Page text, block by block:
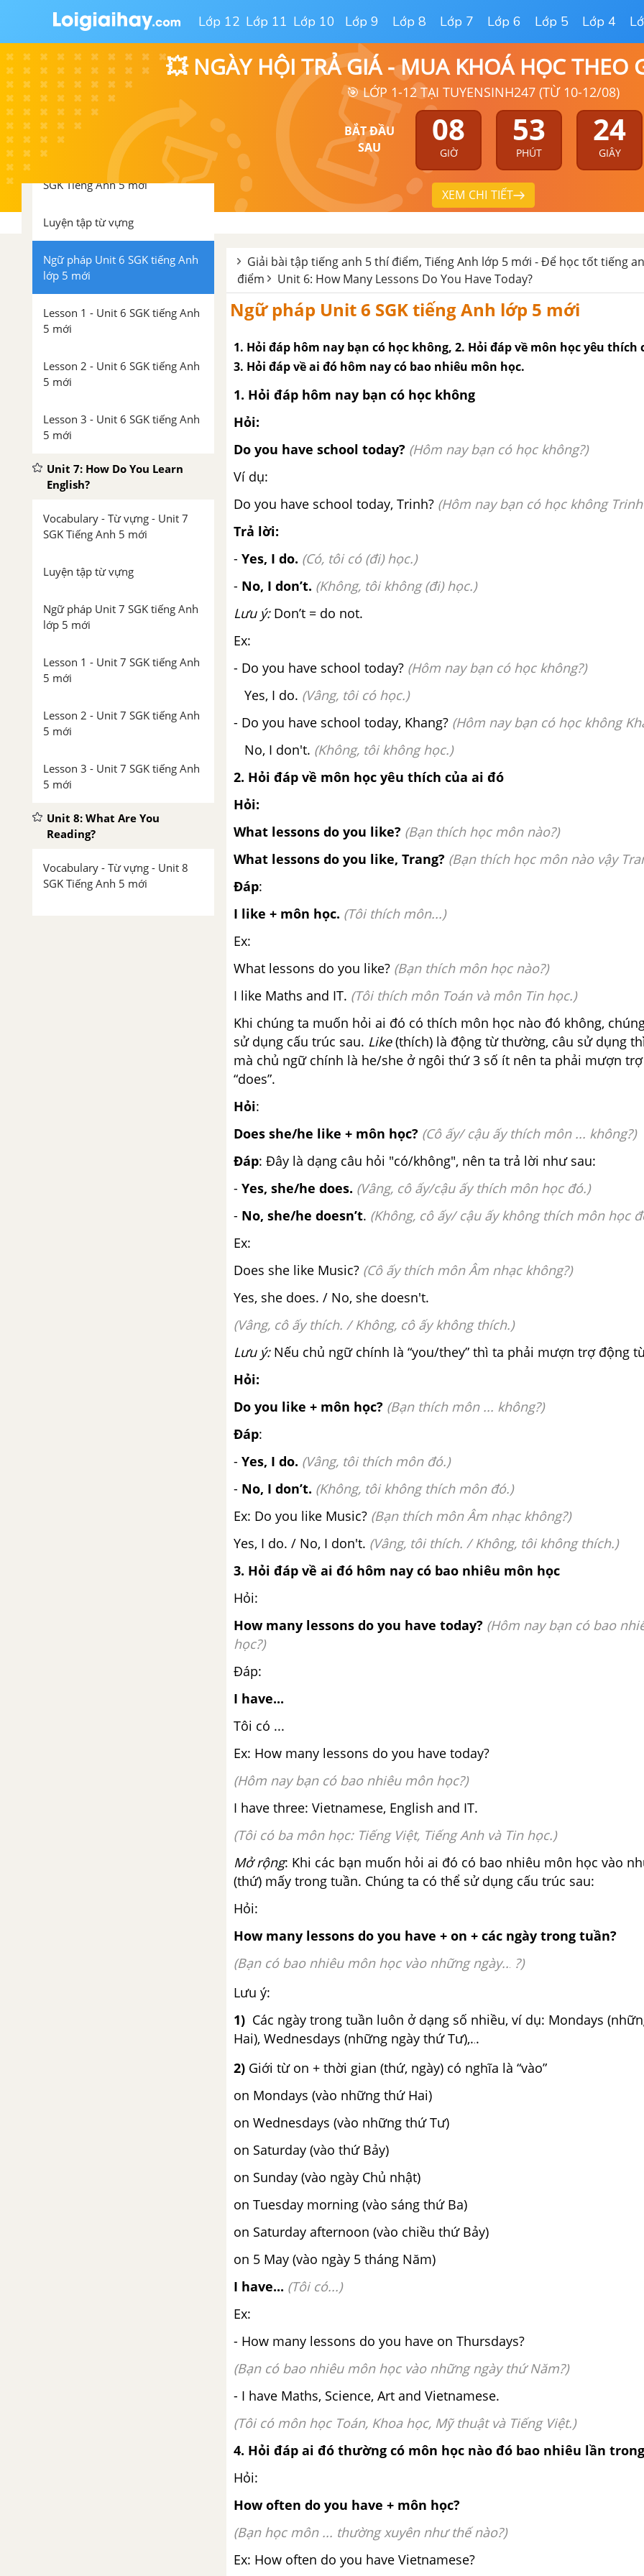
Lớp 12 Lớp 11 Lớp 10 Lớp 9 Lớp 8 Lớp 7 Lớp 6 Lớp 5 Lớp 4
💥 NGÀY HỘI TRẢ GIÁ - MUA KHOÁ HỌC THEO
🎯 LỚP 1-12 TẠI TUYENSINH247 (TỪ 10-12/08)
BẮT ĐẦU
SAU
08
GIỜ
53
PHÚT
23
GIÂY
XEM CHI TIẾT
Review 1 SGK Tiếng Anh 5 mới
Short story Cat and Mouse 1
SGK Tiếng Anh 5 Mới
Unit 6: How Many Lessons Do
You Have Today?
Vocabulary - Từ vựng - Unit 6
SGK Tiếng Anh 5 mới
Luyện tập từ vựng
Ngữ pháp Unit 6 SGK tiếng Anh
lớp 5 mới
Lesson 1 - Unit 6 SGK tiếng Anh
5 mới
Lesson 2 - Unit 6 SGK tiếng Anh
5 mới
Lesson 3 - Unit 6 SGK tiếng Anh
5 mới
Unit 7: How Do You Learn
English?
Vocabulary - Từ vựng - Unit 7
SGK Tiếng Anh 5 mới
Luyện tập từ vựng
Ngữ pháp Unit 7 SGK tiếng Anh
lớp 5 mới
Lesson 1 - Unit 7 SGK tiếng Anh
5 mới
Lesson 2 - Unit 7 SGK tiếng Anh
5 mới
Lesson 3 - Unit 7 SGK tiếng Anh
5 mới
Unit 8: What Are You
Reading?
Vocabulary - Từ vựng - Unit 8
SGK Tiếng Anh 5 mới
Giải bài tập tiếng anh 5 thí điểm, Tiếng Anh lớp 5 mới - Để học tốt tiếng
điểm
Unit 6: How Many Lessons Do You Have Today?
Ngữ pháp Unit 6 SGK tiếng Anh lớp 5 mới
1. Hỏi đáp hôm nay bạn có học không, 2. Hỏi đáp về môn học yêu thích
3. Hỏi đáp về ai đó hôm nay có bao nhiêu môn học.
1. Hỏi đáp hôm nay bạn có học không
Hỏi:
Do you have school today? (Hôm nay bạn có học không?)
Ví dụ:
Do you have school today, Trinh? (Hôm nay bạn có học không
Trả lời:
- Yes, I do. (Có, tôi có (đi) học.)
- No, I don’t. (Không, tôi không (đi) học.)
Lưu ý: Don’t = do not.
Ex:
- Do you have school today? (Hôm nay bạn có học không?)
Yes, I do. (Vâng, tôi có học.)
- Do you have school today, Khang? (Hôm nay bạn có học không
No, I don't. (Không, tôi không học.)
2. Hỏi đáp về môn học yêu thích của ai đó
Hỏi:
What lessons do you like? (Bạn thích học môn nào?)
What lessons do you like, Trang? (Bạn thích học môn nào vậy
Đáp:
I like + môn học. (Tôi thích môn...)
Ex:
What lessons do you like? (Bạn thích môn học nào?)
I like Maths and IT. (Tôi thích môn Toán và môn Tin học.)
Khi chúng ta muốn hỏi ai đó có thích môn học nào đó không,
sử dụng cấu trúc sau. Like(thích) là động từ thường, câu sử dụng
mà chủ ngữ chính là he/she ở ngôi thứ 3 số ít nên ta phải mượn
“does”.
Hỏi:
Does she/he like + môn học? (Cô ấy/ cậu ấy thích môn ... không?)
Đáp: Đây là dạng câu hỏi "có/không", nên ta trả lời như sau:
- Yes, she/he does. (Vâng, cô ấy/cậu ấy thích môn học đó.)
- No, she/he doesn’t. (Không, cô ấy/ cậu ấy không thích môn học
Ex:
Does she like Music? (Cô ấy thích môn Âm nhạc không?)
Yes, she does. / No, she doesn't.
(Vâng, cô ấy thích. / Không, cô ấy không thích.)
Lưu ý:Nếu chủ ngữ chính là “you/they” thì ta phải mượn trợ động từ
Hỏi:
Do you like + môn học? (Bạn thích môn ... không?)
Đáp:
- Yes, I do. (Vâng, tôi thích môn đó.)
- No, I don’t. (Không, tôi không thích môn đó.)
Ex: Do you like Music? (Bạn thích môn Âm nhạc không?)
Yes, I do. / No, I don't. (Vâng, tôi thích. / Không, tôi không thích.)
3. Hỏi đáp về ai đó hôm nay có bao nhiêu môn học
Hỏi:
How many lessons do you have today? (Hôm nay bạn có bao
học?)
Đáp:
I have...
Tôi có ...
Ex: How many lessons do you have today?
(Hôm nay bạn có bao nhiêu môn học?)
I have three: Vietnamese, English and IT.
(Tôi có ba môn học: Tiếng Việt, Tiếng Anh và Tin học.)
Mở rộng: Khi các bạn muốn hỏi ai đó có bao nhiêu môn học vào
(thứ) mấy trong tuần. Chúng ta có thể sử dụng cấu trúc sau:
Hỏi:
How many lessons do you have + on + các ngày trong tuần?
(Bạn có bao nhiêu môn học vào những ngày... ?)
Lưu ý:
1) Các ngày trong tuần luôn ở dạng số nhiều, ví dụ: Mondays
Hai), Wednesdays (những ngày thứ Tư),...
2) Giới từ on + thời gian (thứ, ngày) có nghĩa là “vào”
on Mondays (vào những thứ Hai)
on Wednesdays (vào những thứ Tư)
on Saturday (vào thứ Bảy)
on Sunday (vào ngày Chủ nhật)
on Tuesday morning (vào sáng thứ Ba)
on Saturday afternoon (vào chiều thứ Bảy)
on 5 May (vào ngày 5 tháng Năm)
I have... (Tôi có...)
Ex:
- How many lessons do you have on Thursdays?
(Bạn có bao nhiêu môn học vào những ngày thứ Năm?)
- I have Maths, Science, Art and Vietnamese.
(Tôi có môn học Toán, Khoa học, Mỹ thuật và Tiếng Việt.)
4. Hỏi đáp ai đó thường có môn học nào đó bao nhiêu lần
Hỏi:
How often do you have + môn học?
(Bạn học môn ... thường xuyên như thế nào?)
Ex: How often do you have Vietnamese?